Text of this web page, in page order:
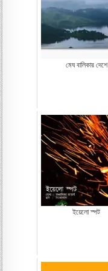
মেঘ বালিকার দেশে
ইয়েলো স্পট